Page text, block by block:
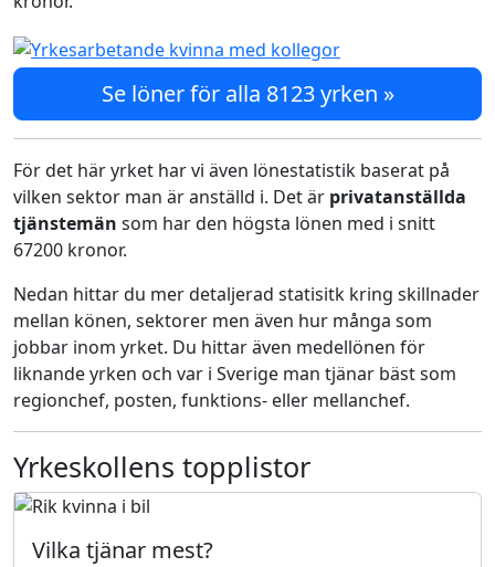
Se löner för alla 8123 yrken »
För det här yrket har vi även lönestatistik baserat på
vilken sektor man är anställd i. Det är privatanställda
tjänstemän som har den högsta lönen med i snitt
67200 kronor.
Nedan hittar du mer detaljerad statisitk kring skillnader
mellan könen, sektorer men även hur många som
jobbar inom yrket. Du hittar även medellönen för
liknande yrken och var i Sverige man tjänar bäst som
regionchef, posten, funktions- eller mellanchef.
Yrkeskollens topplistor
Vilka tjänar mest?